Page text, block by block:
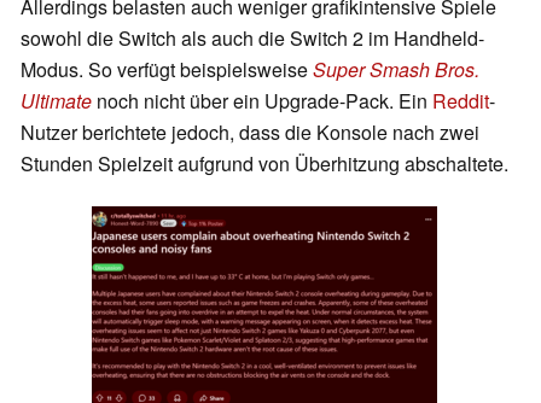
Allerdings belasten auch weniger grafikintensive Spiele
sowohl die Switch als auch die Switch 2 im Handheld-
Modus. So verfügt beispielsweiseSuper Smash Bros.
Ultimate noch nicht über ein Upgrade-Pack. Ein Reddit-
Nutzer berichtete jedoch, dass die Konsole nach zwei
Stunden Spielzeit aufgrund von Überhitzung abschaltete.